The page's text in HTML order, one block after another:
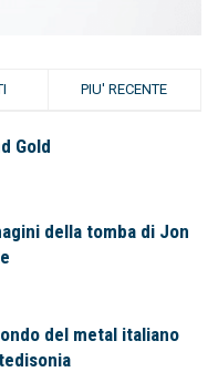
PIU' RECENTE
Gold
della tomba di Jon
del metal italiano